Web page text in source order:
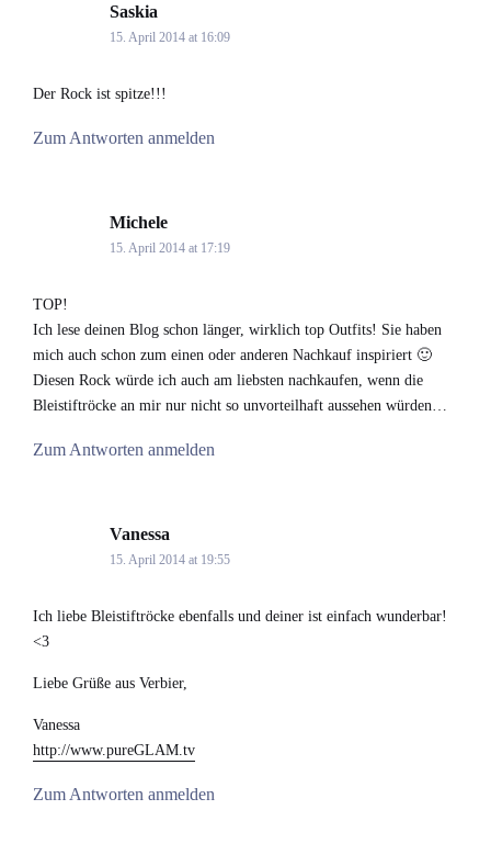
Saskia
15. April 2014 at 16:09
Der Rock ist spitze!!!
Zum Antworten anmelden
Michele
15. April 2014 at 17:19
TOP!
Ich lese deinen Blog schon länger, wirklich top Outfits! Sie haben
mich auch schon zum einen oder anderen Nachkauf inspiriert 🙂
Diesen Rock würde ich auch am liebsten nachkaufen, wenn die
Bleistiftröcke an mir nur nicht so unvorteilhaft aussehen würden…
Zum Antworten anmelden
Vanessa
15. April 2014 at 19:55
Ich liebe Bleistiftröcke ebenfalls und deiner ist einfach wunderbar!
<3
Liebe Grüße aus Verbier,
Vanessa
http://www.pureGLAM.tv
Zum Antworten anmelden